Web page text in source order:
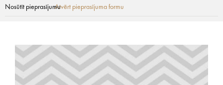
Nosūtīt pieprasījumuAtvērt pieprasījuma formu